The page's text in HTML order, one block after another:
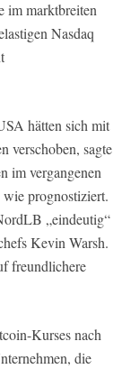
im marktbreiten
Nasdaq
hätten sich mit
verschoben, sagte
im vergangenen
prognostiziert.
„eindeutig“
Kevin Warsh.
freundlichere
Kurses nach
die